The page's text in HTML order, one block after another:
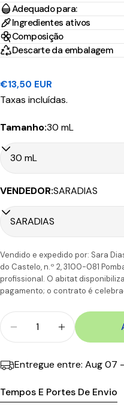
Adequado para:
Ingredientes ativos
Composição
Descarte da embalagem
Preço
regular
€13,50 EUR
Taxas incluídas.
Tamanho:30 mL
VENDEDOR:SARADIAS
Vendido e expedido por: Sara
do Castelo, n.º 2, 3100-081
profissional. O abitat
pagamento; o contrato é
Quantidade
Diminuir Quantidade
Aumentar
Entregue entre: Aug 07 -
Tempos E Portes De Envio
Portugal
Continental
Nacex
Portugal CTT
CTT
Ilhas
CTT